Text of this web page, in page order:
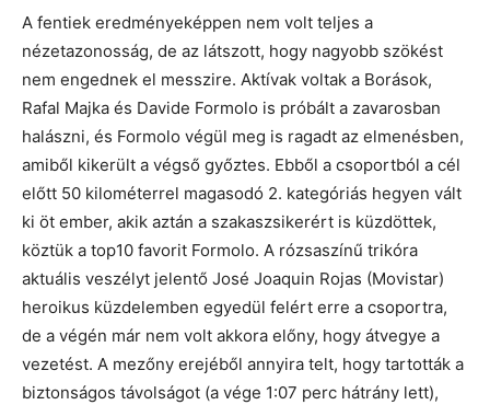
A fentiek eredményeképpen nem volt teljes a
nézetazonosság, de az látszott, hogy nagyobb szökést
nem engednek el messzire. Aktívak voltak a Borások,
Rafal Majka és Davide Formolo is próbált a zavarosban
halászni, és Formolo végül meg is ragadt az elmenésben,
amiből kikerült a végső győztes. Ebből a csoportból a cél
előtt 50 kilométerrel magasodó 2. kategóriás hegyen vált
ki öt ember, akik aztán a szakaszsikerért is küzdöttek,
köztük a top10 favorit Formolo. A rózsaszínű trikóra
aktuális veszélyt jelentő José Joaquin Rojas (Movistar)
heroikus küzdelemben egyedül felért erre a csoportra,
de a végén már nem volt akkora előny, hogy átvegye a
vezetést. A mezőny erejéből annyira telt, hogy tartották a
biztonságos távolságot (a vége 1:07 perc hátrány lett),